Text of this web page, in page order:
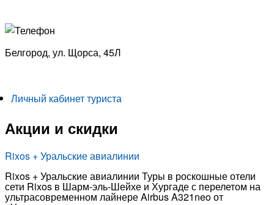
Белгород, ​ ул. Щорса, 45Л
Личный кабинет туриста
Акции и скидки
Rixos + Уральские авиалинии
Rixos + Уральские авиалинии Туры в роскошные отели
сети Rixos в Шарм-эль-Шейхе и Хургаде с перелетом на
ультрасовременном лайнере Airbus A321neo от